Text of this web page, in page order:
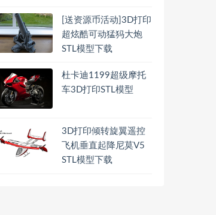
[送资源币活动]3D打印
超炫酷可动猛犸大炮
STL模型下载
杜卡迪1199超级摩托
车3D打印STL模型
3D打印倾转旋翼遥控
飞机垂直起降尼莫V5
STL模型下载